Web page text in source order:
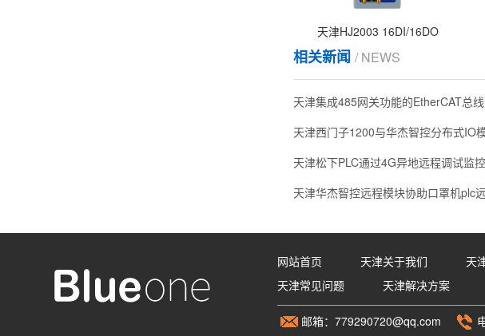
天津HJ2003 16DI/16DO
相关新闻 / NEWS
天津集成485网关功能的EtherCAT总
天津松下PLC通过4G异地远程调试监
天津华杰智控远程模块协助口罩机plc
网站首页 天津关于我们 天
天津常见问题
天津解决方案
邮箱：779290720@qq.com